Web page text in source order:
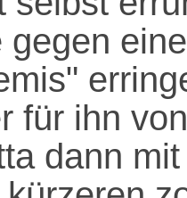
gegen
für ihn
dann